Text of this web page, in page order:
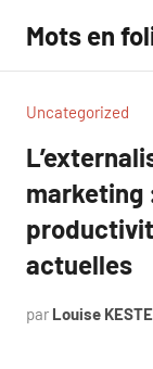
contenu
Mots en
Uncategorized
marketing
actuelles
par Louise